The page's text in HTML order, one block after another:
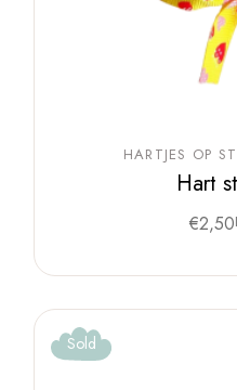
HARTJES OP
Hart
€2,50
Sold